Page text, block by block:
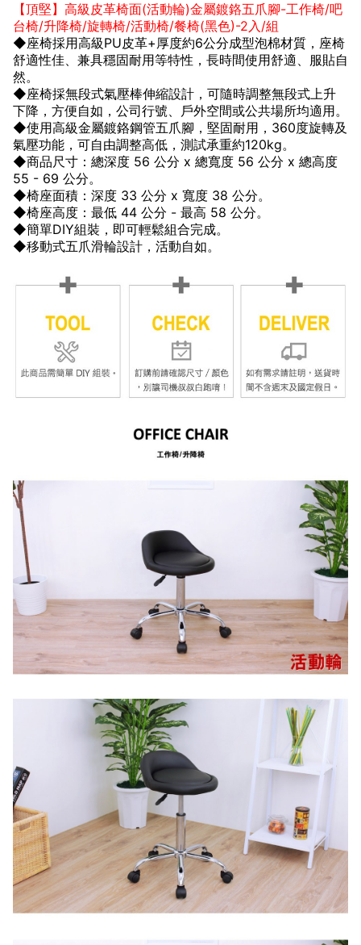
【頂堅】高級皮革椅面(活動輪)金屬鍍鉻五爪腳-工作椅/吧
台椅/升降椅/旋轉椅/活動椅/餐椅(黑色)-2入/組
◆座椅採用高級PU皮革+厚度約6公分成型泡棉材質，座椅
舒適性佳、兼具穩固耐用等特性，長時間使用舒適、服貼自
然。
◆座椅採無段式氣壓棒伸縮設計，可隨時調整無段式上升
下降，方便自如，公司行號、戶外空間或公共場所均適用。
◆使用高級金屬鍍鉻鋼管五爪腳，堅固耐用，360度旋轉及
氣壓功能，可自由調整高低，測試承重約120kg。
◆商品尺寸：總深度 56 公分 x 總寬度 56 公分 x 總高度
55 - 69 公分。
◆椅座面積：深度 33 公分 x 寬度 38 公分。
◆椅座高度：最低 44 公分 - 最高 58 公分。
◆簡單DIY組裝，即可輕鬆組合完成。
◆移動式五爪滑輪設計，活動自如。